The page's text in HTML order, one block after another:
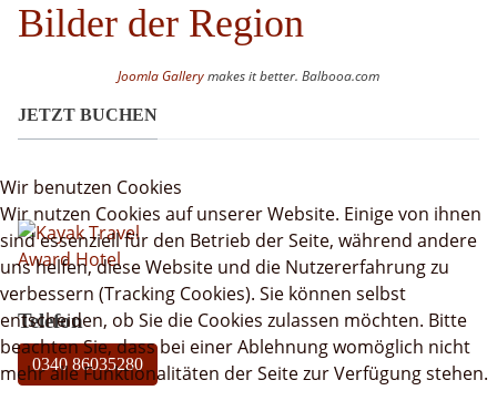
Bilder der Region
Joomla Gallerymakes it better. Balbooa.com
JETZT BUCHEN
Telefon
0340 86035280
Wir benutzen Cookies
Wir nutzen Cookies auf unserer Website. Einige von ihnen
sind essenziell für den Betrieb der Seite, während andere
uns helfen, diese Website und die Nutzererfahrung zu
verbessern (Tracking Cookies). Sie können selbst
entscheiden, ob Sie die Cookies zulassen möchten. Bitte
beachten Sie, dass bei einer Ablehnung womöglich nicht
mehr alle Funktionalitäten der Seite zur Verfügung stehen.